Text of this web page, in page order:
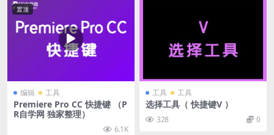
置顶
编辑 工具
Premiere Pro CC 快捷键 （P
R自学网 独家整理）
6.1K
工具 工具
选择工具（ 快捷键V ）
328 0